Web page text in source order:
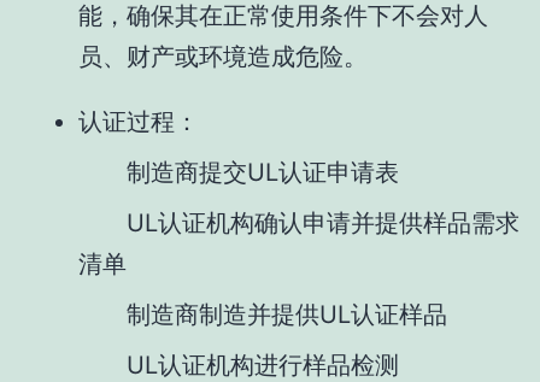
能，确保其在正常使用条件下不会对人
员、财产或环境造成危险。
认证过程：
制造商提交UL认证申请表
UL认证机构确认申请并提供样品需求
清单
制造商制造并提供UL认证样品
UL认证机构进行样品检测